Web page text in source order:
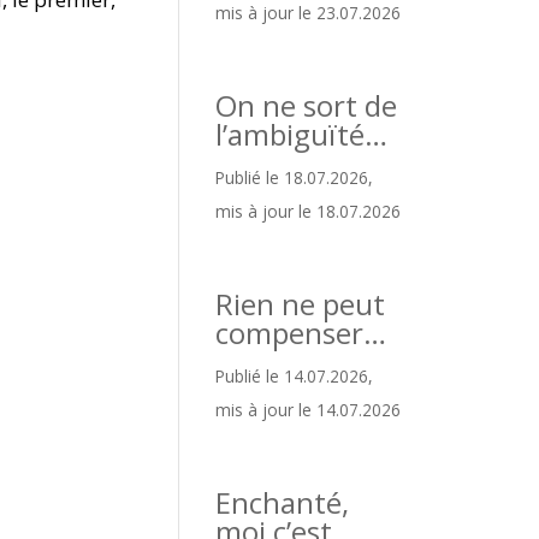
mis à jour le 23.07.2026
On ne sort de
l’ambiguïté…
Publié le 18.07.2026,
mis à jour le 18.07.2026
Rien ne peut
compenser…
Publié le 14.07.2026,
mis à jour le 14.07.2026
Enchanté,